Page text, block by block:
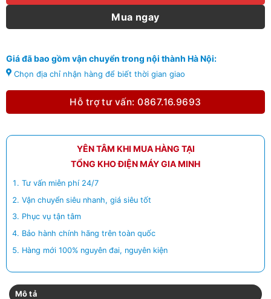
Mua ngay
Giá đã bao gồm vận chuyển trong nội thành Hà Nội:
Chọn địa chỉ nhận hàng để biết thời gian giao
Hỗ trợ tư vấn: 0867.16.9693
YÊN TÂM KHI MUA HÀNG TẠI
TỔNG KHO ĐIỆN MÁY GIA MINH
Tư vấn miễn phí 24/7
Vận chuyển siêu nhanh, giá siêu tốt
Phục vụ tận tâm
Bảo hành chính hãng trên toàn quốc
Hàng mới 100% nguyên đai, nguyên kiện
Mô tả